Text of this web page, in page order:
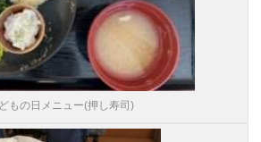
もの日メニュー(押し寿司)